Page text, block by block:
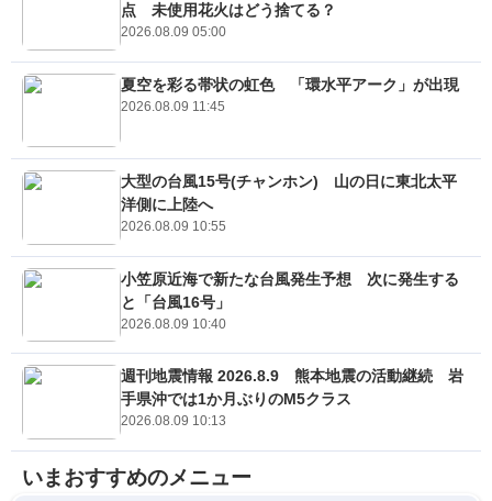
点 未使用花火はどう捨てる？
2026.08.09 05:00
夏空を彩る帯状の虹色 「環水平アーク」が出現
2026.08.09 11:45
大型の台風15号(チャンホン) 山の日に東北太平
洋側に上陸へ
2026.08.09 10:55
小笠原近海で新たな台風発生予想 次に発生する
と「台風16号」
2026.08.09 10:40
週刊地震情報 2026.8.9 熊本地震の活動継続 岩
手県沖では1か月ぶりのM5クラス
2026.08.09 10:13
いまおすすめのメニュー